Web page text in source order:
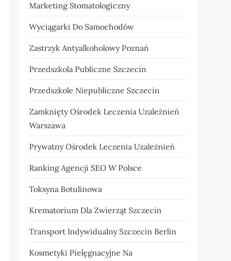
Marketing Stomatologiczny
Wyciągarki Do Samochodów
Zastrzyk Antyalkoholowy Poznań
Przedszkola Publiczne Szczecin
Przedszkole Niepubliczne Szczecin
Zamknięty Ośrodek Leczenia Uzależnień
Warszawa
Prywatny Ośrodek Leczenia Uzależnień
Ranking Agencji SEO W Polsce
Toksyna Botulinowa
Krematorium Dla Zwierząt Szczecin
Transport Indywidualny Szczecin Berlin
Kosmetyki Pielęgnacyjne Na